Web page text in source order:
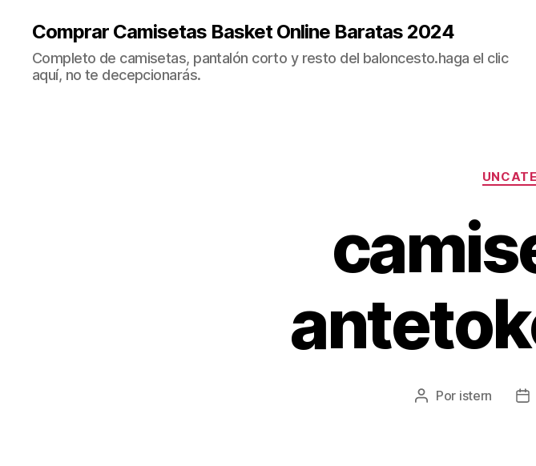
Comprar Camisetas Basket Online Baratas 2024
Completo de camisetas, pantalón corto y resto del baloncesto.haga el clic
aquí, no te decepcionarás.
Autor
Por istern